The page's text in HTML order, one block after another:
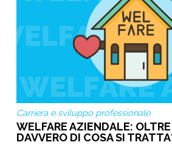
Carriera e sviluppo professionale
WELFARE AZIENDALE:
DAVVERO DI COSA SI